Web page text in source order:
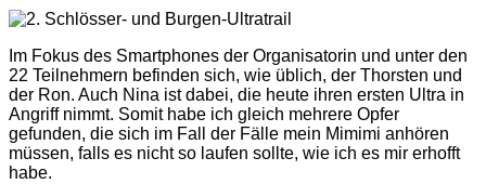
Im Fokus des Smartphones der Organisatorin und unter den
22 Teilnehmern befinden sich, wie üblich, der Thorsten und
der Ron. Auch Nina ist dabei, die heute ihren ersten Ultra in
Angriff nimmt. Somit habe ich gleich mehrere Opfer
gefunden, die sich im Fall der Fälle mein Mimimi anhören
müssen, falls es nicht so laufen sollte, wie ich es mir erhofft
habe.